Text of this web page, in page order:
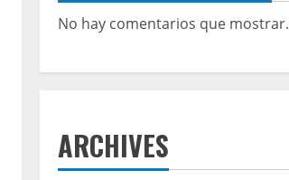
No hay comentarios que mostrar.
ARCHIVES